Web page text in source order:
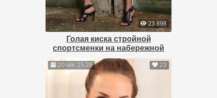
23 898
Голая киска стройной
спортсменки на набережной
20-авг, 15:26 23